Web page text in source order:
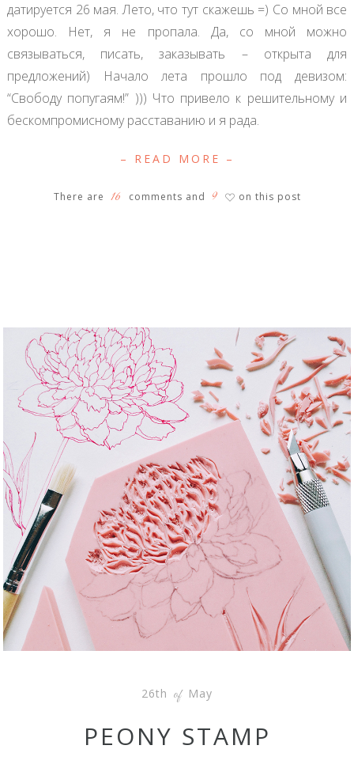
датируется 26 мая. Лето, что тут скажешь =) Со мной все
хорошо. Нет, я не пропала. Да, со мной можно
связываться, писать, заказывать – открыта для
предложений) Начало лета прошло под девизом:
“Свободу попугаям!” ))) Что привело к решительному и
бескомпромисному расставанию и я рада.
– READ MORE –
There are 16 comments and 9 ♡ on this post
26th of May
PEONY STAMP